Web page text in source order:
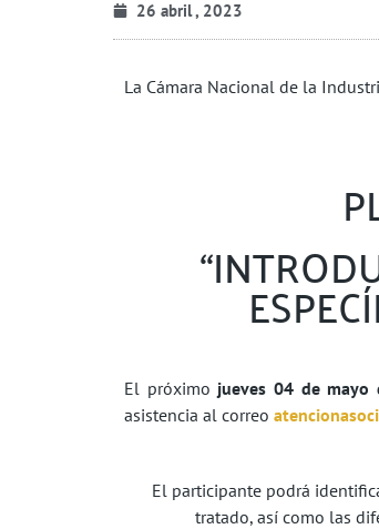
26 abril , 2023
La Cámara Nacional de la
El próximo jueves 04 de
asistencia al correo
El participante podrá
tratado, así como las